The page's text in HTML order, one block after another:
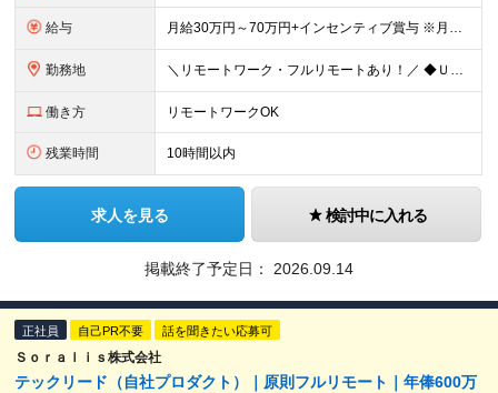
給与 月給30万円～70万円+インセンティブ賞与 ※月給額は経験・スキルを考慮の上、決定いたします。 【インセンティブについて】 自社サービスを提案し、サービス化した場合、一部の利益をインセンティブとして
勤務地 ＼リモートワーク・フルリモートあり！／ ◆Ｕ・Ｉターン歓迎 ◆転居を伴う転勤はありません。 ◆配属先はお住まいや希望を考慮し決定します。 ◆マイカー通勤OK（駐車場あり／プロジェクトによる） 【本
働き方 リモートワークOK
残業時間 10時間以内
求人を見る 検討中に入れる
掲載終了予定日： 2026.09.14
正社員 自己PR不要 話を聞きたい応募可
Ｓｏｒａｌｉｓ株式会社
テックリード（自社プロダクト）｜原則フルリモート｜年俸600万